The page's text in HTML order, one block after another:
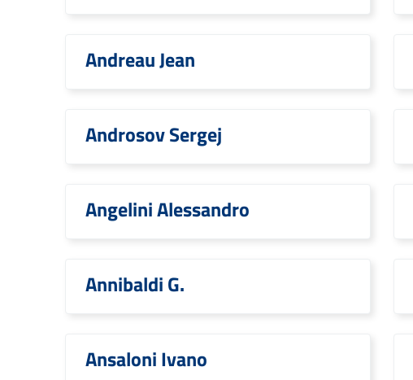
Andreau Jean
Androsov Sergej
Angelini Alessandro
Annibaldi G.
Ansaloni Ivano